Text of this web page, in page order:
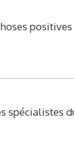
spécialistes